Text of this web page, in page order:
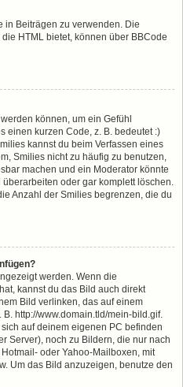
in Beiträgen zu verwenden. Die
HTML bietet, können über BBCode
können, um ein Gefühl
einen kurzen Code, z. B. bedeutet :)
kannst du beim Verfassen eines
Smilies nicht zu häufig zu benutzen,
machen und ein Moderator könnte
oder gar komplett löschen.
Anzahl der Smilies begrenzen, die du
werden. Wenn die
kannst du das Bild auch direkt
Bild verlinken, das auf einem
http://www.domain.tld/mein-bild.gif.
auf deinem eigenen PC befinden
Server), noch zu Bildern, die nur nach
oder Yahoo-Mailboxen, mit
Um das Bild anzuzeigen, benutze den